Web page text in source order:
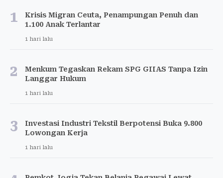
1
Krisis Migran Ceuta, Penampungan Penuh dan
1.100 Anak Terlantar
1 hari lalu
2
Menkum Tegaskan Rekam SPG GIIAS Tanpa Izin
Langgar Hukum
1 hari lalu
3
Investasi Industri Tekstil Berpotensi Buka 9.800
Lowongan Kerja
1 hari lalu